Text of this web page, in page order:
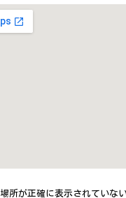
所が正確に表示されていな